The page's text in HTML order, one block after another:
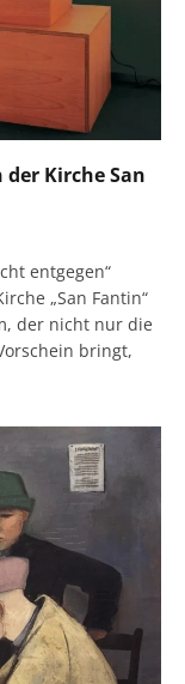
Kirche San
entgegen“
„San Fantin“
der nicht nur die
bringt,